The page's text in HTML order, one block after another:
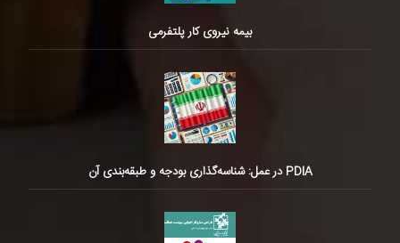
بیمه نیروی کار پلتفرمی
PDIA در عمل: شناسه‌گذاری بودجه و طبقه‌بندی آن